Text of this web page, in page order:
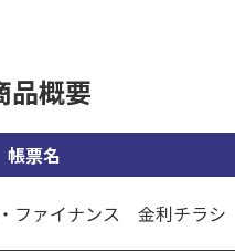
品概要
帳票名
ファイナンス 金利チラシ